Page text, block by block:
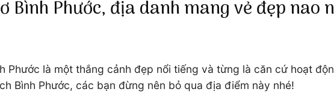
Bình Phước, địa danh mang vẻ đẹp nao
Phước là một thắng cảnh đẹp nổi tiếng và từng là căn cứ hoạt
Bình Phước, các bạn đừng nên bỏ qua địa điểm này nhé!